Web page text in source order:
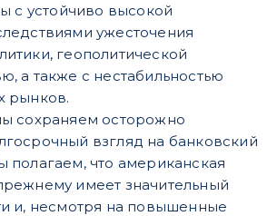
с устойчиво высокой
ужесточения
геополитической
а также с нестабильностью
рынков.
сохраняем осторожно
взгляд на банковский
что американская
имеет значительный
и, несмотря на повышенные